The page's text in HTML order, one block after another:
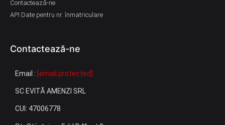
Contactează-ne
API Date pentru nr. înmatriculare
Contactează-ne
Email : [email protected]
SC EVITĂ AMENZI SRL
CUI: 47006778